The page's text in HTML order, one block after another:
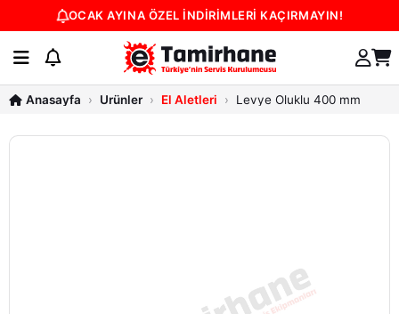
OCAK AYINA ÖZEL İNDİRİMLERİ KAÇIRMAYIN!
Ürünler El Aletleri Levye Oluklu 400 mm